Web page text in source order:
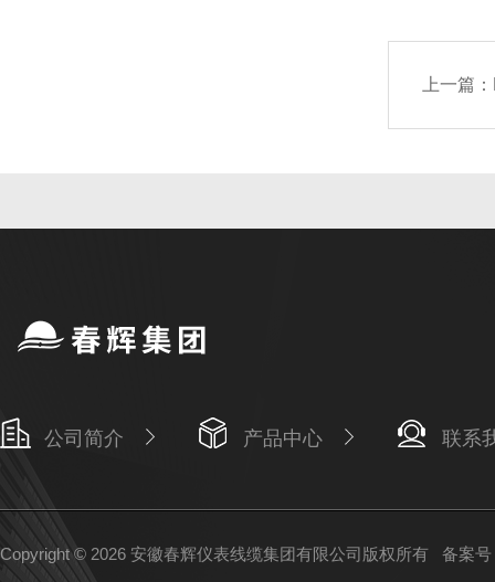
上一篇：
公司简介 产品中心 联系
Copyright © 2026 安徽春辉仪表线缆集团有限公司版权所有 备案号